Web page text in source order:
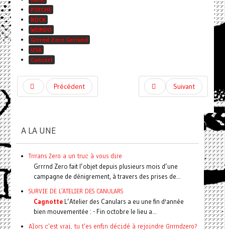
PSYCHE
ROCK
WEIRDO
Grrrnd Zero Gerland
USA
Concert
Précédent Suivant
A LA UNE
Trrrans Zero a un truc à vous dire
Grrrnd Zero fait l’objet depuis plusieurs mois d’une
campagne de dénigrement, à travers des prises de...
SURVIE DE L'ATELIER DES CANULARS
CagnotteL’Atelier des Canulars a eu une fin d'année
bien mouvementée : - Fin octobre le lieu a...
Alors c'est vrai, tu t'es enfin décidé à rejoindre Grrrndzero?